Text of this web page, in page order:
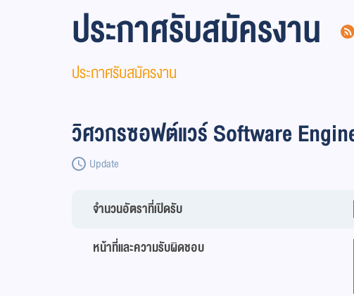
ประกาศรับสมัครงาน
ประกาศรับสมัครงาน
วิศวกรซอฟต์แวร์ Software
Update
จำนวนอัตราที่เปิดรับ
หน้าที่และความรับผิดชอบ